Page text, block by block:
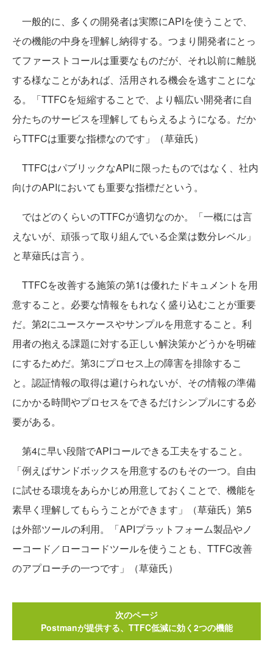
一般的に、多くの開発者は実際にAPIを使うことで、
その機能の中身を理解し納得する。つまり開発者にとっ
てファーストコールは重要なものだが、それ以前に離脱
する様なことがあれば、活用される機会を逃すことにな
る。「TTFCを短縮することで、より幅広い開発者に自
分たちのサービスを理解してもらえるようになる。だか
らTTFCは重要な指標なのです」（草薙氏）
TTFCはパブリックなAPIに限ったものではなく、社内
向けのAPIにおいても重要な指標だという。
ではどのくらいのTTFCが適切なのか。「一概には言
えないが、頑張って取り組んでいる企業は数分レベル」
と草薙氏は言う。
TTFCを改善する施策の第1は優れたドキュメントを用
意すること。必要な情報をもれなく盛り込むことが重要
だ。第2にユースケースやサンプルを用意すること。利
用者の抱える課題に対する正しい解決策かどうかを明確
にするためだ。第3にプロセス上の障害を排除するこ
と。認証情報の取得は避けられないが、その情報の準備
にかかる時間やプロセスをできるだけシンプルにする必
要がある。
第4に早い段階でAPIコールできる工夫をすること。
「例えばサンドボックスを用意するのもその一つ。自由
に試せる環境をあらかじめ用意しておくことで、機能を
素早く理解してもらうことができます」（草薙氏）第5
は外部ツールの利用。「APIプラットフォーム製品やノ
ーコード／ローコードツールを使うことも、TTFC改善
のアプローチの一つです」（草薙氏）
次のページ
Postmanが提供する、TTFC低減に効く2つの機能